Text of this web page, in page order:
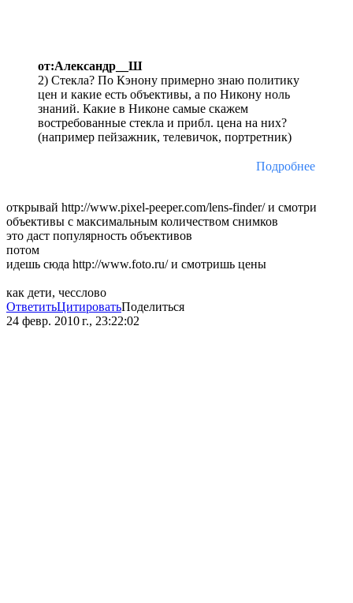
от:Александр__Ш
2) Стекла? По Кэнону примерно знаю политику
цен и какие есть объективы, а по Никону ноль
знаний. Какие в Никоне самые скажем
востребованные стекла и прибл. цена на них?
(например пейзажник, телевичок, портретник)
Подробнее
открывай http://www.pixel-peeper.com/lens-finder/ и смотри
объективы с максимальным количеством снимков
это даст популярность объективов
потом
идешь сюда http://www.foto.ru/ и смотришь цены
как дети, чесслово
ОтветитьЦитироватьПоделиться
24 февр. 2010 г., 23:22:02